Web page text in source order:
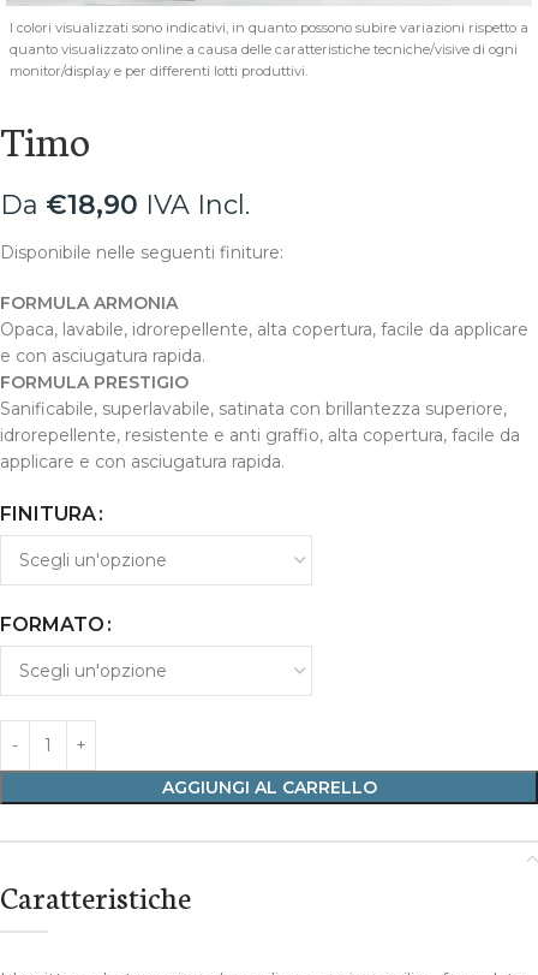
I colori visualizzati sono indicativi, in quanto possono subire variazioni rispetto a
quanto visualizzato online a causa delle caratteristiche tecniche/visive di ogni
monitor/display e per differenti lotti produttivi.
Timo
Da €18,90 IVA Incl.
Disponibile nelle seguenti finiture:
FORMULA ARMONIA
Opaca, lavabile, idrorepellente, alta copertura, facile da applicare
e con asciugatura rapida.
FORMULA PRESTIGIO
Sanificabile, superlavabile, satinata con brillantezza superiore,
idrorepellente, resistente e anti graffio, alta copertura, facile da
applicare e con asciugatura rapida.
FINITURA
FORMATO
AGGIUNGI AL CARRELLO
Caratteristiche